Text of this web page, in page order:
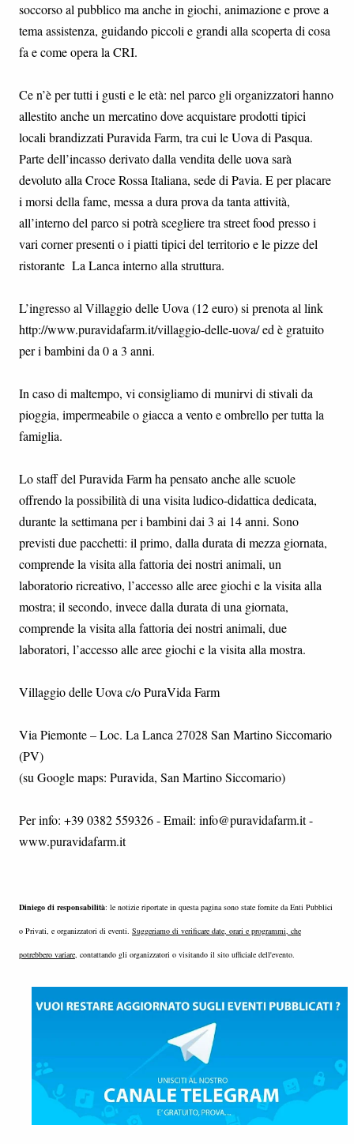
soccorso al pubblico ma anche in giochi, animazione e prove a
tema assistenza, guidando piccoli e grandi alla scoperta di cosa
fa e come opera la CRI.
Ce n’è per tutti i gusti e le età: nel parco gli organizzatori hanno
allestito anche un mercatino dove acquistare prodotti tipici
locali brandizzati Puravida Farm, tra cui le Uova di Pasqua.
Parte dell’incasso derivato dalla vendita delle uova sarà
devoluto alla Croce Rossa Italiana, sede di Pavia. E per placare
i morsi della fame, messa a dura prova da tanta attività,
all’interno del parco si potrà scegliere tra street food presso i
vari corner presenti o i piatti tipici del territorio e le pizze del
ristorante La Lanca interno alla struttura.
L’ingresso al Villaggio delle Uova (12 euro) si prenota al link
http://www.puravidafarm.it/villaggio-delle-uova/ ed è gratuito
per i bambini da 0 a 3 anni.
In caso di maltempo, vi consigliamo di munirvi di stivali da
pioggia, impermeabile o giacca a vento e ombrello per tutta la
famiglia.
Lo staff del Puravida Farm ha pensato anche alle scuole
offrendo la possibilità di una visita ludico-didattica dedicata,
durante la settimana per i bambini dai 3 ai 14 anni. Sono
previsti due pacchetti: il primo, dalla durata di mezza giornata,
comprende la visita alla fattoria dei nostri animali, un
laboratorio ricreativo, l’accesso alle aree giochi e la visita alla
mostra; il secondo, invece dalla durata di una giornata,
comprende la visita alla fattoria dei nostri animali, due
laboratori, l’accesso alle aree giochi e la visita alla mostra.
Villaggio delle Uova c/o PuraVida Farm
Via Piemonte – Loc. La Lanca 27028 San Martino Siccomario
(PV)
(su Google maps: Puravida, San Martino Siccomario)
Per info: +39 0382 559326 - Email: info@puravidafarm.it -
www.puravidafarm.it
Diniego di responsabilità: le notizie riportate in questa pagina sono state fornite da Enti Pubblici
o Privati, e organizzatori di eventi. Suggeriamo di verificare date, orari e programmi, che
potrebbero variare, contattando gli organizzatori o visitando il sito ufficiale dell'evento.